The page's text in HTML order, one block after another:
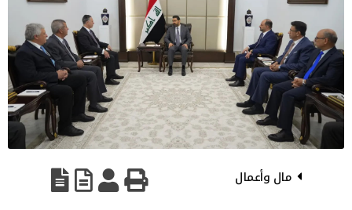
مال وأعمال